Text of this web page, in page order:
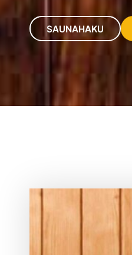
SAUNAHAKU